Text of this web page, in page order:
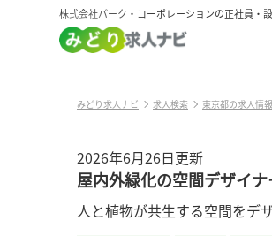
株式会社パーク・コーポレーションの正社員・
みどり求人ナビ 求人検索 東京都の求人情報
2026年6月26日更新
屋内外緑化の空間デザイナ
人と植物が共生する空間をデ